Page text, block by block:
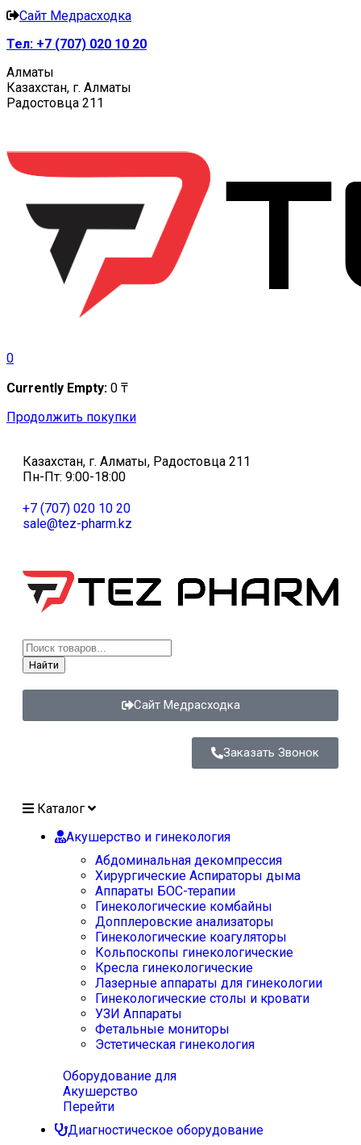
Сайт Медрасходка
Тел: +7 (707) 020 10 20
Алматы
Казахстан, г. Алматы
Радостовца 211
0
Currently Empty: 0 ₸
Продолжить покупки
Казахстан, г. Алматы, Радостовца 211
Пн-Пт: 9:00-18:00
+7 (707) 020 10 20
sale@tez-pharm.kz
Найти
Сайт Медрасходка
Заказать Звонок
Каталог
Акушерство и гинекология
Абдоминальная декомпрессия
Хирургические Аспираторы дыма
Аппараты БОС-терапии
Гинекологические комбайны
Допплеровские анализаторы
Гинекологические коагуляторы
Кольпоскопы гинекологические
Кресла гинекологические
Лазерные аппараты для гинекологии
Гинекологические столы и кровати
УЗИ Аппараты
Фетальные мониторы
Эстетическая гинекология
Оборудование для
Акушерство
Перейти
Диагностическое оборудование